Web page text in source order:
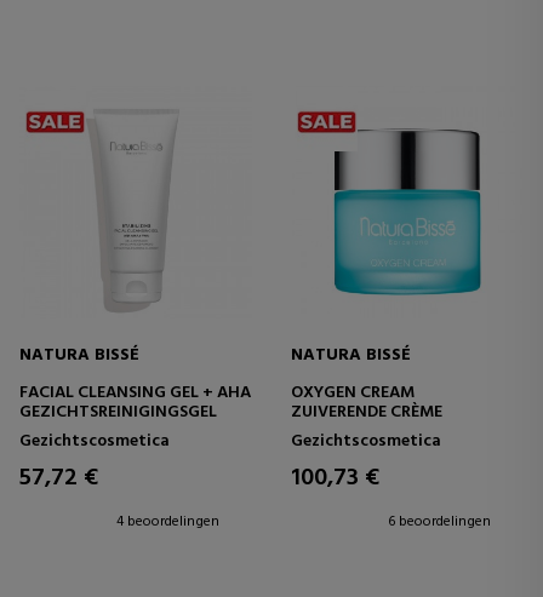
NATURA BISSÉ
FACIAL CLEANSING GEL + AHA
GEZICHTSREINIGINGSGEL
Gezichtscosmetica
57,72 €
4 beoordelingen
NATURA BISSÉ
OXYGEN CREAM
ZUIVERENDE CRÈME
Gezichtscosmetica
100,73 €
6 beoordelingen